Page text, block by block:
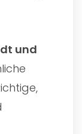
und